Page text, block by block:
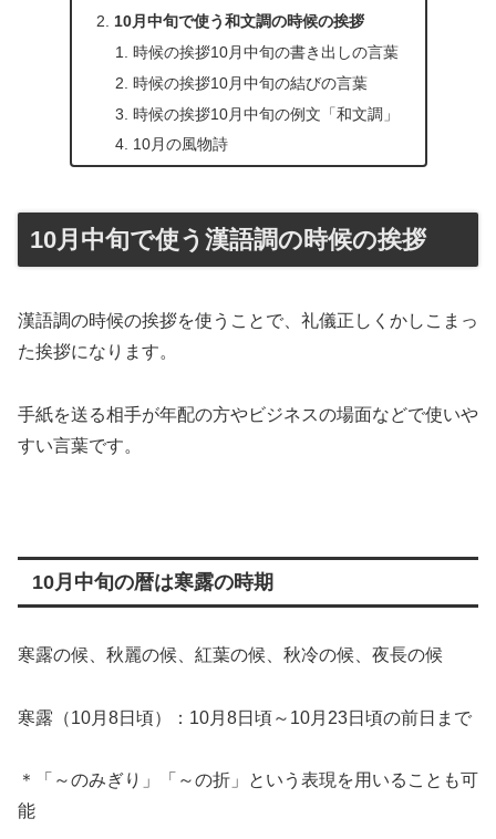
10月中旬で使う和文調の時候の挨拶
時候の挨拶10月中旬の書き出しの言葉
時候の挨拶10月中旬の結びの言葉
時候の挨拶10月中旬の例文「和文調」
10月の風物詩
10月中旬で使う漢語調の時候の挨拶
漢語調の時候の挨拶を使うことで、礼儀正しくかしこまっ
た挨拶になります。
手紙を送る相手が年配の方やビジネスの場面などで使いや
すい言葉です。
10月中旬の暦は寒露の時期
寒露の候、秋麗の候、紅葉の候、秋冷の候、夜長の候
寒露（10月8日頃）：10月8日頃～10月23日頃の前日まで
＊「～のみぎり」「～の折」という表現を用いることも可
能